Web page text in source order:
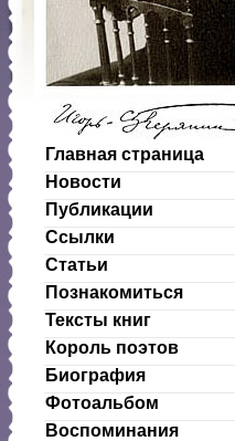
Главная страница
Новости
Публикации
Ссылки
Статьи
Познакомиться
Тексты книг
Король поэтов
Биография
Фотоальбом
Воспоминания